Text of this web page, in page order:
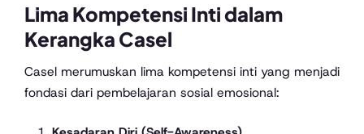
Lima Kompetensi Inti dalam
Kerangka Casel
Casel merumuskan lima kompetensi inti yang menjadi
fondasi dari pembelajaran sosial emosional: